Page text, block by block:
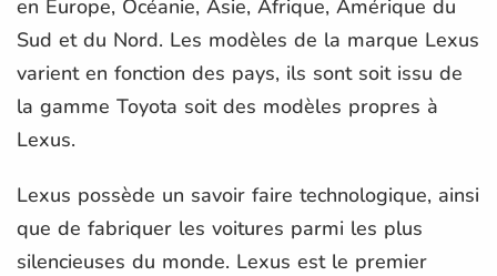
en Europe, Océanie, Asie, Afrique, Amérique du
Sud et du Nord. Les modèles de la marque Lexus
varient en fonction des pays, ils sont soit issu de
la gamme Toyota soit des modèles propres à
Lexus.
Lexus possède un savoir faire technologique, ainsi
que de fabriquer les voitures parmi les plus
silencieuses du monde. Lexus est le premier